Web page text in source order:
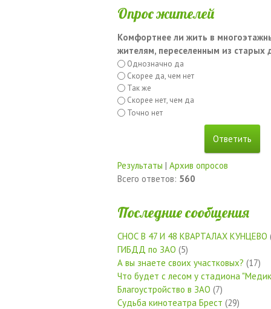
Опрос жителей
Комфортнее ли жить в
жителям, переселенным из старых
Однозначно да
Скорее да, чем нет
Так же
Скорее нет, чем да
Точно нет
Результаты | Архив опросов
Всего ответов: 560
Последние сообщения
СНОС В 47 И 48 КВАРТАЛАХ КУНЦЕВО
ГИБДД по ЗАО (5)
А вы знаете своих участковых? (17)
Что будет с лесом у стадиона
Благоустройство в ЗАО (7)
Судьба кинотеатра Брест (29)